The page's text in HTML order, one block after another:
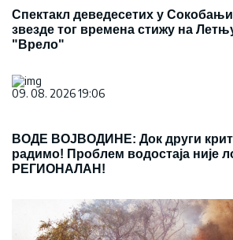
Спектакл деведесетих у
звезде тог времена стижу на
"Врело"
09. 08. 2026 19:06
ВОДЕ ВОЈВОДИНЕ: Док други
радимо! Проблем водостаја није
РЕГИОНАЛАН!